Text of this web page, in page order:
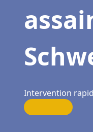
Intervention